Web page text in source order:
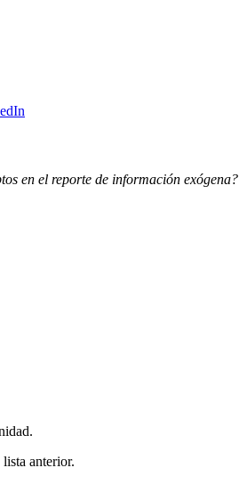
en el reporte de información exógena?
anterior.